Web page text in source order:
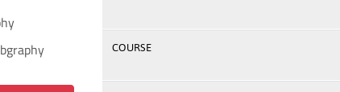
COURSE